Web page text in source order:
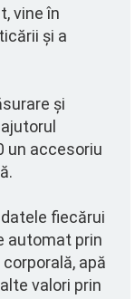
vine în
și a
și
un accesoriu
fiecărui
automat prin
apă
valori prin